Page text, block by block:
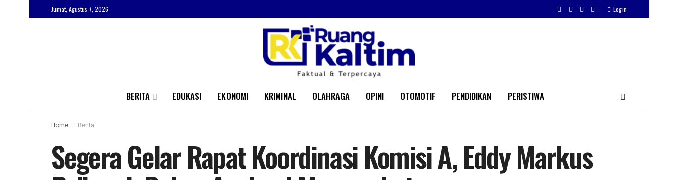
Jumat, Agustus 7, 2026 Login
BERITA EDUKASI EKONOMI KRIMINAL OLAHRAGA OPINI OTOMOTIF PENDIDIKAN PERISTIWA
Home Berita
Segera Gelar Rapat Koordinasi Komisi A, Eddy Markus